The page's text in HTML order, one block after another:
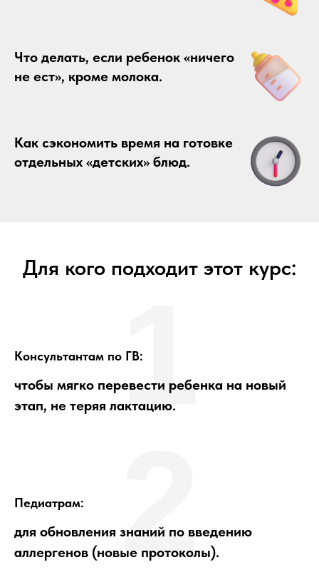
Что делать, если ребенок «ничего
не ест», кроме молока.
Как сэкономить время на готовке
отдельных «детских» блюд.
Для кого подходит этот курс:
Консультантам по ГВ:
чтобы мягко перевести ребенка на новый
этап, не теряя лактацию.
1
Педиатрам:
для обновления знаний по введению
аллергенов (новые протоколы).
2